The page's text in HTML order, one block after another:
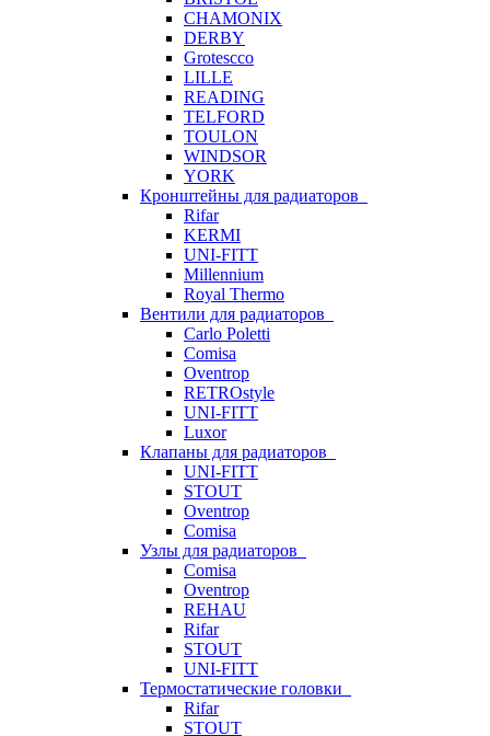
CHAMONIX
DERBY
Grotescco
LILLE
READING
TELFORD
TOULON
WINDSOR
YORK
Кронштейны для радиаторов
Rifar
KERMI
UNI-FITT
Millennium
Royal Thermo
Вентили для радиаторов
Carlo Poletti
Comisa
Oventrop
RETROstyle
UNI-FITT
Luxor
Клапаны для радиаторов
UNI-FITT
STOUT
Oventrop
Comisa
Узлы для радиаторов
Comisa
Oventrop
REHAU
Rifar
STOUT
UNI-FITT
Термостатические головки
Rifar
STOUT